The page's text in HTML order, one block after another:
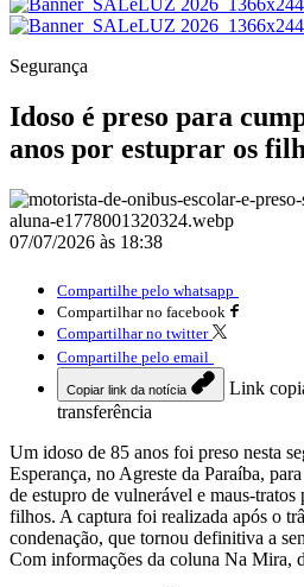
Segurança
Idoso é preso para
anos por estuprar os
07/07/2026 às 18:38
Compartilhe pelo whatsapp
Compartilhar no facebook
Compartilhar no twitter
Compartilhe pelo email
Copiar link da notícia
Link
transferência
Um idoso de 85 anos foi preso nesta
Esperança, no Agreste da Paraíba,
de estupro de vulnerável e maus-
filhos. A captura foi realizada após o
condenação, que tornou definitiva a
Com informações da coluna Na Mira,